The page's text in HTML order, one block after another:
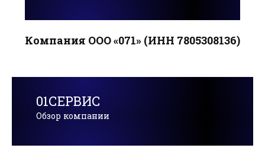
Компания ООО «071» (ИНН 7805308136)
01СЕРВИС
Обзор компании